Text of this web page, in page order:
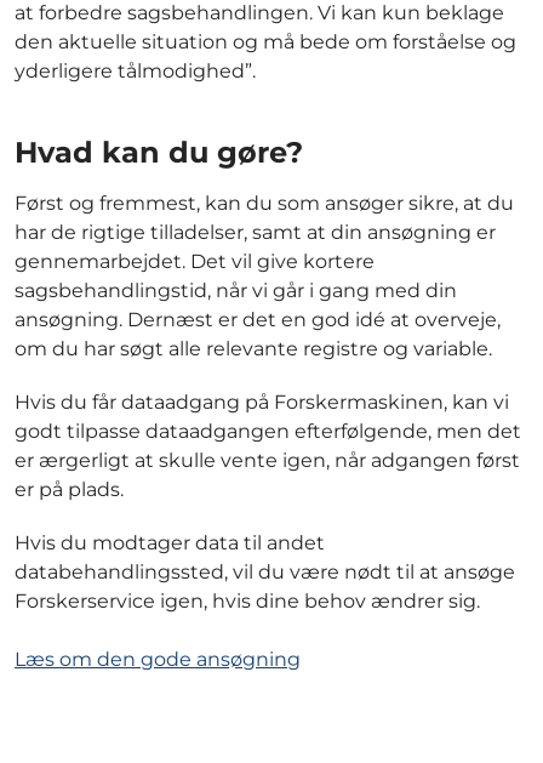
at forbedre sagsbehandlingen. Vi kan kun beklage
den aktuelle situation og må bede om forståelse og
yderligere tålmodighed”.
Hvad kan du gøre?
Først og fremmest, kan du som ansøger sikre, at du
har de rigtige tilladelser, samt at din ansøgning er
gennemarbejdet. Det vil give kortere
sagsbehandlingstid, når vi går i gang med din
ansøgning. Dernæst er det en god idé at overveje,
om du har søgt alle relevante registre og variable.
Hvis du får dataadgang på Forskermaskinen, kan vi
godt tilpasse dataadgangen efterfølgende, men det
er ærgerligt at skulle vente igen, når adgangen først
er på plads.
Hvis du modtager data til andet
databehandlingssted, vil du være nødt til at ansøge
Forskerservice igen, hvis dine behov ændrer sig.
Læs om den gode ansøgning